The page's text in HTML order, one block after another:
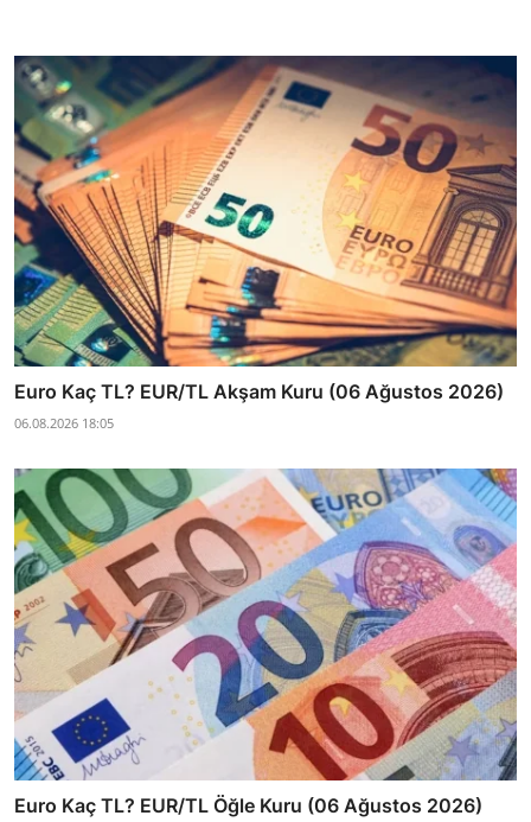
Euro Kaç TL? EUR/TL Akşam Kuru (06 Ağustos 2026)
06.08.2026 18:05
Euro Kaç TL? EUR/TL Öğle Kuru (06 Ağustos 2026)